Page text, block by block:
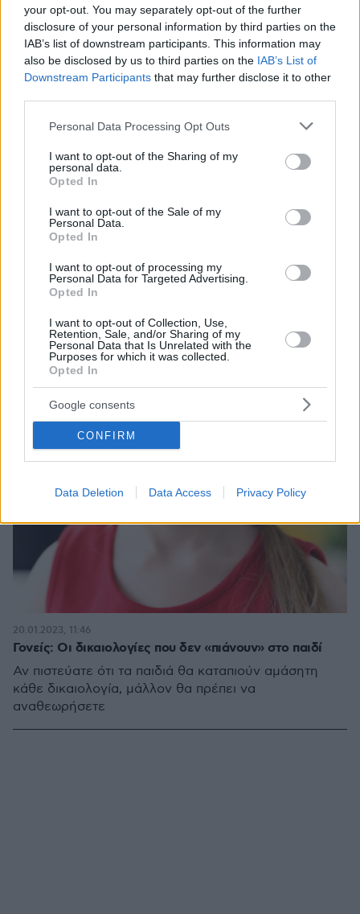
your opt-out. You may separately opt-out of the further
disclosure of your personal information by third parties on the
IAB’s list of downstream participants. This information may
also be disclosed by us to third parties on the IAB’s List of
Downstream Participants that may further disclose it to other
Please note that this website/app uses one or more Google
not limited to your visit or usage behaviour. You may click to
grant or deny consent to Google and its third-party tags to
use your data for below specified purposes in below Google
consent section.
Personal Data Processing Opt Outs
I want to opt-out of the Sharing of my
personal data.
Opted In
I want to opt-out of the Sale of my
Personal Data.
Opted In
I want to opt-out of processing my
Personal Data for Targeted Advertising.
Opted In
I want to opt-out of Collection, Use,
Retention, Sale, and/or Sharing of my
Personal Data that Is Unrelated with the
Purposes for which it was collected.
Opted In
Google consents
CONFIRM
Data Deletion Data Access Privacy Policy
«Τις δικαιολογίες να τις βάλεις στην τσάντα σου που τις
χωράει» - Εκνευρίστηκε ο Κουδουνάρης στο «My Style
Ένταση ανάμεσα στον σχεδιαστή και την Ιφιγένεια -
Δείτε το βίντεο
Γονείς: Οι δικαιολογίες που δεν «πιάνουν» στο παιδί
Αν πιστεύατε ότι τα παιδιά θα καταπιούν αμάσητη
κάθε δικαιολογία, μάλλον θα πρέπει να
αναθεωρήσετε
20.01.2023, 11:46